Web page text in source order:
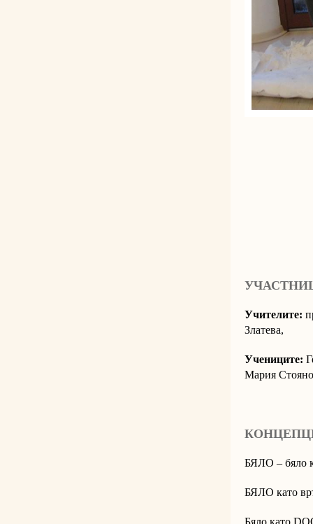
Учителите:
Златева,
Учениците:
Мария
БЯЛО – бяло
БЯЛО като
Бяло като